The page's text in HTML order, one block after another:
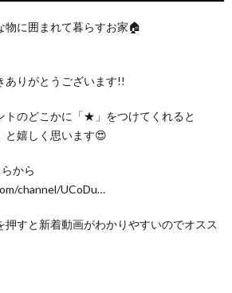
物に囲まれて暮らすお家🏠
ありがとうございます!!
トのどこかに「★」をつけてくれると
と嬉しく思います😍
から
channel/UCoDu…
押すと新着動画がわかりやすいのでオスス